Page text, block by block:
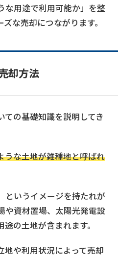
な用途で利用可能か」を整
な売却につながります。
却方法
ての基礎知識を説明してき
うな土地が雑種地と呼ばれ
というイメージを持たれが
や資材置場、太陽光発電設
の土地が含まれます。
地や利用状況によって売却